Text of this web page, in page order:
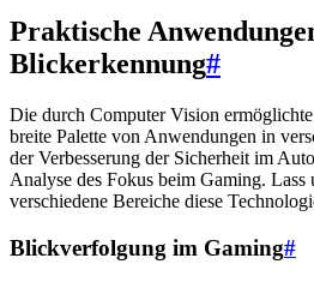
Praktische
Blickerkennung#
Die durch Computer Vision
breite Palette von Anwendungen in
der Verbesserung der Sicherheit im
Analyse des Fokus beim Gaming. Lass
verschiedene Bereiche diese
Blickverfolgung im Gaming#